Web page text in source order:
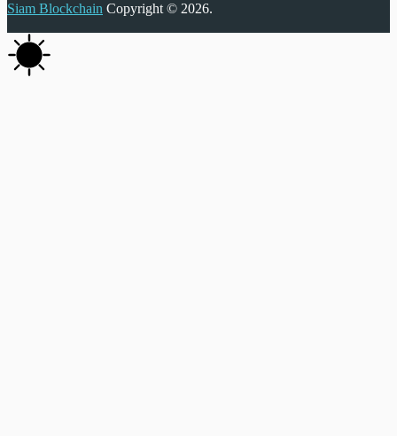
Siam Blockchain Copyright © 2026.